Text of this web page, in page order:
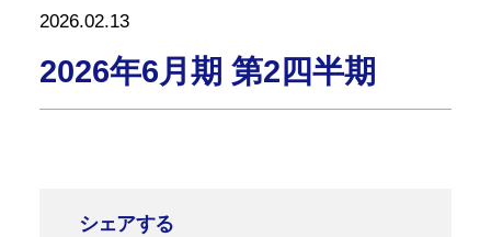
2026.02.13
2026年6月期 第2四半期
シェアする